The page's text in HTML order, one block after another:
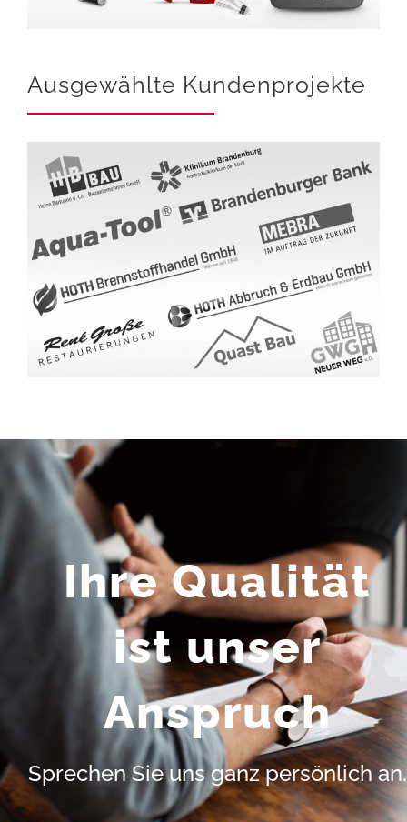
Ausgewählte Kundenprojekte
Ihre Qualität
ist unser
Anspruch
Sprechen Sie uns ganz persönlich an.